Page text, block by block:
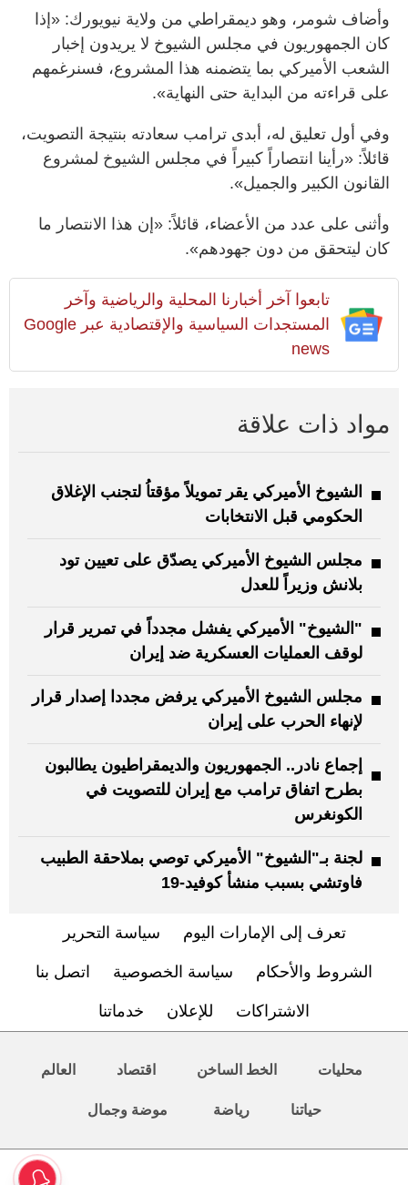
وأضاف شومر، وهو ديمقراطي من ولاية نيويورك: «إذا
كان الجمهوريون في مجلس الشيوخ لا يريدون إخبار
الشعب الأميركي بما يتضمنه هذا المشروع، فسنرغمهم
على قراءته من البداية حتى النهاية».
وفي أول تعليق له، أبدى ترامب سعادته بنتيجة التصويت،
قائلاً: «رأينا انتصاراً كبيراً في مجلس الشيوخ لمشروع
القانون الكبير والجميل».
وأثنى على عدد من الأعضاء، قائلاً: «إن هذا الانتصار ما
كان ليتحقق من دون جهودهم».
تابعوا آخر أخبارنا المحلية والرياضية وآخر
المستجدات السياسية والإقتصادية عبر Google
news
مواد ذات علاقة
الشيوخ الأميركي يقر تمويلاً مؤقتاُ لتجنب الإغلاق
الحكومي قبل الانتخابات
مجلس الشيوخ الأميركي يصدّق على تعيين تود
بلانش وزيراً للعدل
"الشيوخ" الأميركي يفشل مجدداً في تمرير قرار
لوقف العمليات العسكرية ضد إيران
مجلس الشيوخ الأميركي يرفض مجددا إصدار قرار
لإنهاء الحرب على إيران
إجماع نادر.. الجمهوريون والديمقراطيون يطالبون
بطرح اتفاق ترامب مع إيران للتصويت في
الكونغرس
لجنة بـ"الشيوخ" الأميركي توصي بملاحقة الطبيب
فاوتشي بسبب منشأ كوفيد-19
تعرف إلى الإمارات اليوم سياسة التحرير
الشروط والأحكام سياسة الخصوصية اتصل بنا
الاشتراكات للإعلان خدماتنا
محليات الخط الساخن اقتصاد العالم
حياتنا رياضة موضة وجمال